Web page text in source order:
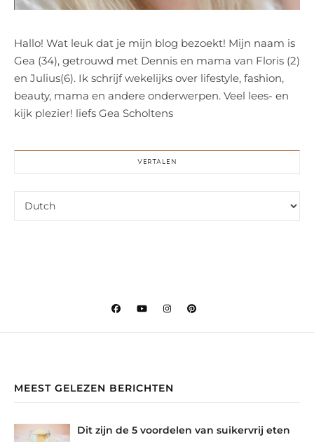
Hallo! Wat leuk dat je mijn blog bezoekt! Mijn naam is
Gea (34), getrouwd met Dennis en mama van Floris (2)
en Julius(6). Ik schrijf wekelijks over lifestyle, fashion,
beauty, mama en andere onderwerpen. Veel lees- en
kijk plezier! liefs Gea Scholtens
VERTALEN
MEEST GELEZEN BERICHTEN
Dit zijn de 5 voordelen van suikervrij eten